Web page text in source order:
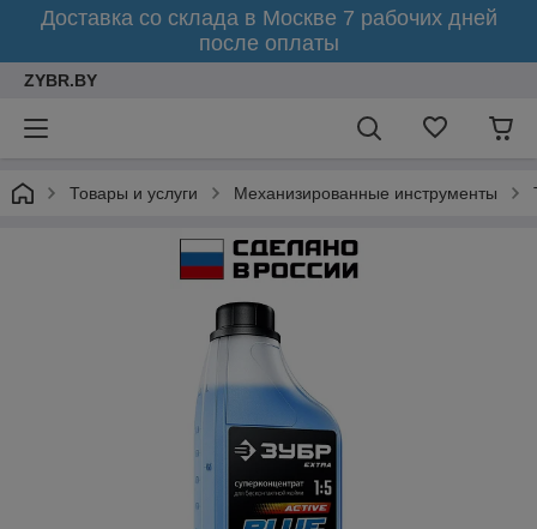
Доставка со склада в Москве 7 рабочих дней
после оплаты
ZYBR.BY
Товары и услуги Механизированные инструменты